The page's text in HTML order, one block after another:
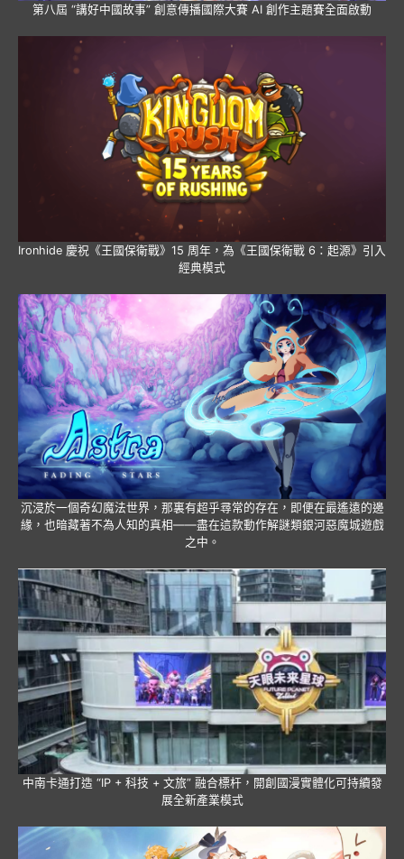
第八屆 “講好中國故事” 創意傳播國際大賽 AI 創作主題賽全面啟動
Ironhide 慶祝《王國保衛戰》15 周年，為《王國保衛戰 6：起源》引入
經典模式
沉浸於一個奇幻魔法世界，那裏有超乎尋常的存在，即便在最遙遠的邊
緣，也暗藏著不為人知的真相——盡在這款動作解謎類銀河惡魔城遊戲
之中。
中南卡通打造 “IP + 科技 + 文旅” 融合標杆，開創國漫實體化可持續發
展全新產業模式